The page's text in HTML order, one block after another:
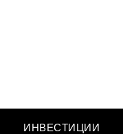
ИНВЕСТИЦИИ